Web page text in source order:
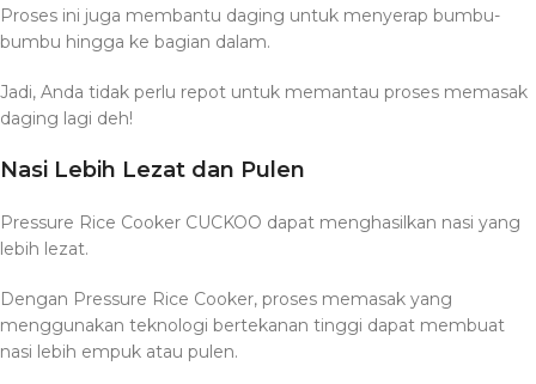
Proses ini juga membantu daging untuk menyerap bumbu-
bumbu hingga ke bagian dalam.
Jadi, Anda tidak perlu repot untuk memantau proses memasak
daging lagi deh!
Nasi Lebih Lezat dan Pulen
Pressure Rice Cooker CUCKOO dapat menghasilkan nasi yang
lebih lezat.
Dengan Pressure Rice Cooker, proses memasak yang
menggunakan teknologi bertekanan tinggi dapat membuat
nasi lebih empuk atau pulen.